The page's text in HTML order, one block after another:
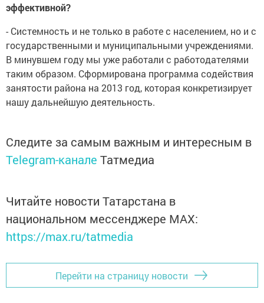
эффективной?
- Системность и не только в работе с населением, но и с
государственными и муниципальными учреждениями.
В минувшем году мы уже работали с работодателями
таким образом. Сформирована программа содействия
занятости района на 2013 год, которая конкретизирует
нашу дальнейшую деятельность.
Следите за самым важным и интересным в
Telegram-канале Татмедиа
Читайте новости Татарстана в
национальном мессенджере MАХ:
https://max.ru/tatmedia
Перейти на страницу новости